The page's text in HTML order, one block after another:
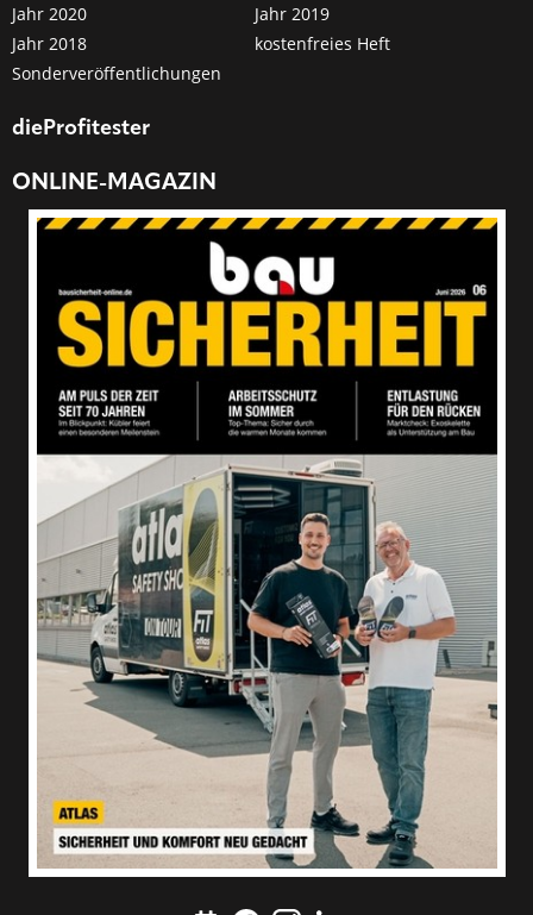
Jahr 2020
Jahr 2019
Jahr 2018
kostenfreies Heft
Sonderveröffentlichungen
dieProfitester
ONLINE-MAGAZIN